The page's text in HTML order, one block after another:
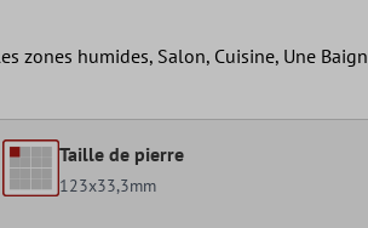
zones humides, Salon, Cuisine, Une
Taille de pierre
123x33,3mm